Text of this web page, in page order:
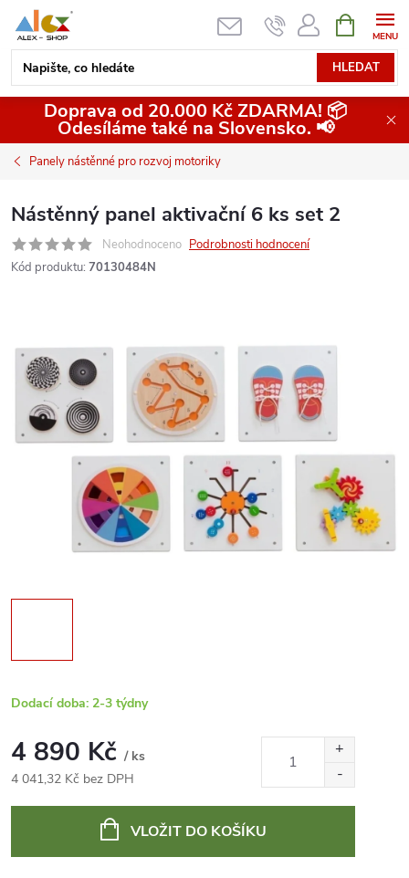
obsah
HLEDAT
NÁKUPNÍ
KOŠÍK
Doprava od 20.000 Kč ZDARMA! 📦
Odesíláme také na Slovensko. 📢
Panely nástěnné pro rozvoj motoriky
Nástěnný panel aktivační 6 ks set 2
Neohodnoceno Podrobnosti hodnocení
Kód produktu: 70130484N
Dodací doba: 2-3 týdny
4 890 Kč / ks
4 041,32 Kč bez DPH
VLOŽIT DO KOŠÍKU